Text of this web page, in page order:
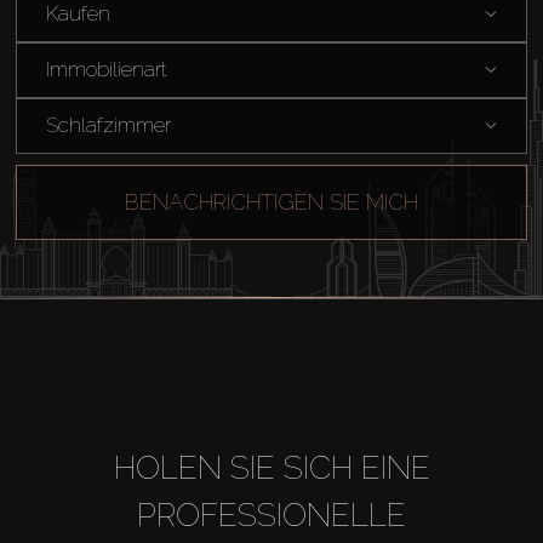
Kaufen
Immobilienart
Schlafzimmer
BENACHRICHTIGEN SIE MICH
HOLEN SIE SICH EINE
PROFESSIONELLE